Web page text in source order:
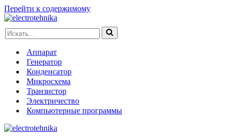
Перейти к содержимому
Искать...
Аппарат
Генератор
Конденсатор
Микросхема
Транзистор
Электричество
Компьютерные программы